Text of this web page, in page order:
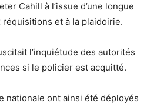
Cahill à l’issue d’une longue
et à la plaidoirie.
l’inquiétude des autorités
si le policier est acquitté.
nationale ont ainsi été déployés